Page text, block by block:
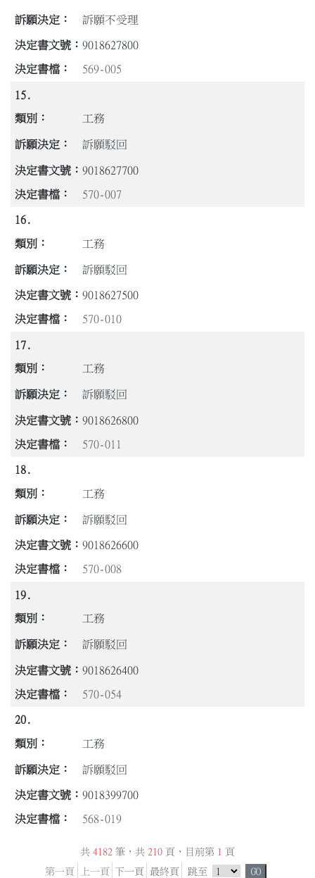
訴願不受理
9018627800
569-005
15.
工務
訴願駁回
9018627700
570-007
16.
工務
訴願駁回
9018627500
570-010
17.
工務
訴願駁回
9018626800
570-011
18.
工務
訴願駁回
9018626600
570-008
19.
工務
訴願駁回
9018626400
570-054
20.
工務
訴願駁回
9018399700
568-019
共 4182 筆，共 210 頁，目前第 1
頁
第一頁
上一頁 下一頁 最終頁 跳至 跳頁選單 GO